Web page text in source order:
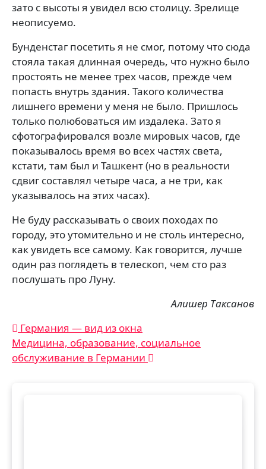
зато с высоты я увидел всю столицу. Зрелище
неописуемо.
Бунденстаг посетить я не смог, потому что сюда
стояла такая длинная очередь, что нужно было
простоять не менее трех часов, прежде чем
попасть внутрь здания. Такого количества
лишнего времени у меня не было. Пришлось
только полюбоваться им издалека. Зато я
сфотографировался возле мировых часов, где
показывалось время во всех частях света,
кстати, там был и Ташкент (но в реальности
сдвиг составлял четыре часа, а не три, как
указывалось на этих часах).
Не буду рассказывать о своих походах по
городу, это утомительно и не столь интересно,
как увидеть все самому. Как говорится, лучше
один раз поглядеть в телескоп, чем сто раз
послушать про Луну.
Алишер Таксанов
Навигация
по
записям
Германия — вид из окна
Медицина, образование, социальное
обслуживание в Германии